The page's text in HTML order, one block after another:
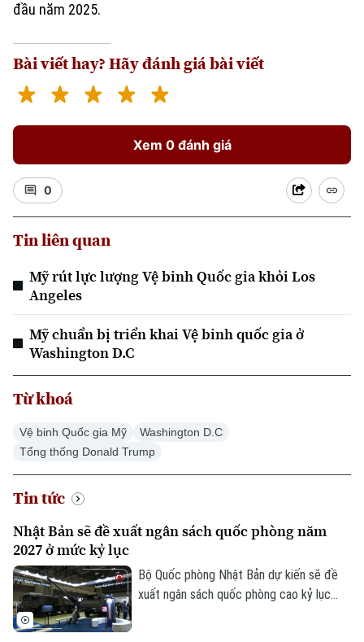
đầu năm 2025.
Bài viết hay? Hãy đánh giá bài viết
Xem 0 đánh giá
0
Tin liên quan
Mỹ rút lực lượng Vệ binh Quốc gia khỏi Los
Angeles
Mỹ chuẩn bị triển khai Vệ binh quốc gia ở
Washington D.C
Từ khoá
Vệ binh Quốc gia Mỹ
Washington D.C
Tổng thống Donald Trump
Tin tức
Nhật Bản sẽ đề xuất ngân sách quốc phòng năm
2027 ở mức kỷ lục
Bộ Quốc phòng Nhật Bản dự kiến sẽ đề
xuất ngân sách quốc phòng cao kỷ lục